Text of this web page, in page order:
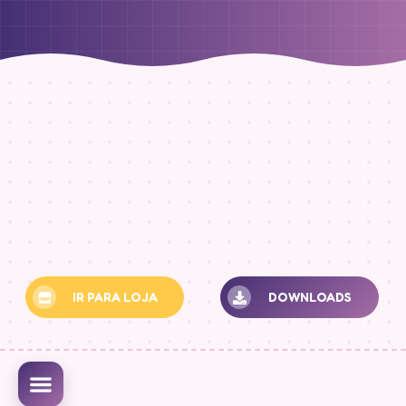
IR PARA LOJA DOWNLOADS